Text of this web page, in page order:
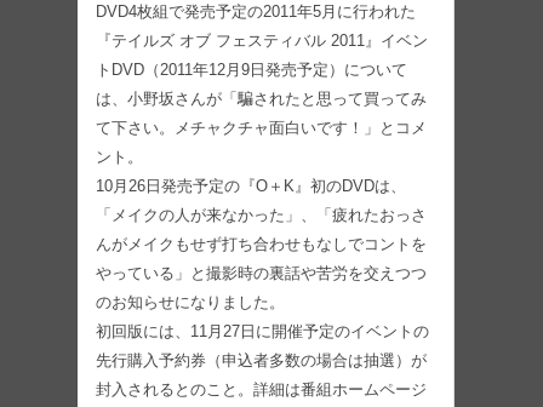
DVD4枚組で発売予定の2011年5月に行われた
『テイルズ オブ フェスティバル 2011』イベン
トDVD（2011年12月9日発売予定）について
は、小野坂さんが「騙されたと思って買ってみ
て下さい。メチャクチャ面白いです！」とコメ
ント。
10月26日発売予定の『O＋K』初のDVDは、
「メイクの人が来なかった」、「疲れたおっさ
んがメイクもせず打ち合わせもなしでコントを
やっている」と撮影時の裏話や苦労を交えつつ
のお知らせになりました。
初回版には、11月27日に開催予定のイベントの
先行購入予約券（申込者多数の場合は抽選）が
封入されるとのこと。詳細は番組ホームページ